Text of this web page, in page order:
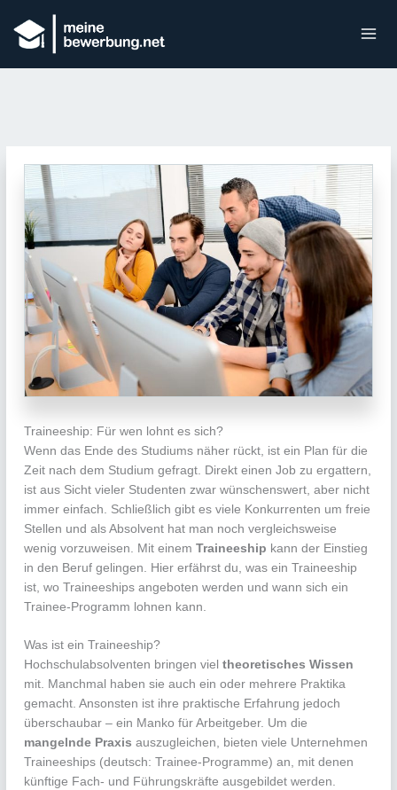
Traineeship: Für wen lohnt es sich?
Wenn das Ende des Studiums näher rückt, ist ein Plan für die
Zeit nach dem Studium gefragt. Direkt einen Job zu ergattern,
ist aus Sicht vieler Studenten zwar wünschenswert, aber nicht
immer einfach. Schließlich gibt es viele Konkurrenten um freie
Stellen und als Absolvent hat man noch vergleichsweise
wenig vorzuweisen. Mit einemTraineeship kann der Einstieg
in den Beruf gelingen. Hier erfährst du, was ein Traineeship
ist, wo Traineeships angeboten werden und wann sich ein
Trainee-Programm lohnen kann.
Was ist ein Traineeship?
Hochschulabsolventen bringen vieltheoretisches Wissen
mit. Manchmal haben sie auch ein oder mehrere Praktika
gemacht. Ansonsten ist ihre praktische Erfahrung jedoch
überschaubar – ein Manko für Arbeitgeber. Um die
mangelnde Praxis auszugleichen, bieten viele Unternehmen
Traineeships (deutsch: Trainee-Programme) an, mit denen
künftige Fach- und Führungskräfte ausgebildet werden.